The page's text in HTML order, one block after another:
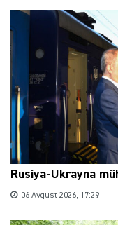
Rusiya-Ukrayna
06 Avqust 2026, 17:29